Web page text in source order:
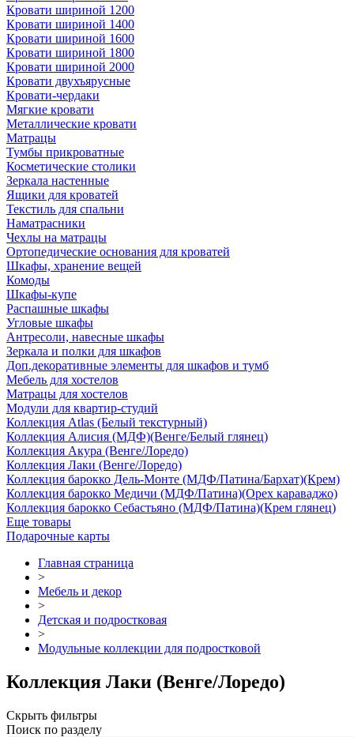
Кровати шириной 1200
Кровати шириной 1400
Кровати шириной 1600
Кровати шириной 1800
Кровати шириной 2000
Кровати двухъярусные
Кровати-чердаки
Мягкие кровати
Металлические кровати
Матрацы
Тумбы прикроватные
Косметические столики
Зеркала настенные
Ящики для кроватей
Текстиль для спальни
Наматрасники
Чехлы на матрацы
Ортопедические основания для кроватей
Шкафы, хранение вещей
Комоды
Шкафы-купе
Распашные шкафы
Угловые шкафы
Антресоли, навесные шкафы
Зеркала и полки для шкафов
Доп.декоративные элементы для шкафов и тумб
Мебель для хостелов
Матрацы для хостелов
Модули для квартир-студий
Коллекция Atlas (Белый текстурный)
Коллекция Алисия (МДФ)(Венге/Белый глянец)
Коллекция Акура (Венге/Лоредо)
Коллекция Лаки (Венге/Лоредо)
Коллекция барокко Дель-Монте (МДФ/Патина/Бархат)(Крем)
Коллекция барокко Медичи (МДФ/Патина)(Орех караваджо)
Коллекция барокко Себастьяно (МДФ/Патина)(Крем глянец)
Еще товары
Подарочные карты
Главная страница
>
Мебель и декор
>
Детская и подростковая
>
Модульные коллекции для подростковой
Коллекция Лаки (Венге/Лоредо)
Скрыть фильтры
Поиск по разделу